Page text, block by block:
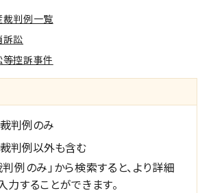
裁判例一覧
訴訟
控訴事件
判例のみ
判例以外も含む
例のみ」から検索すると、より詳細
することができます。